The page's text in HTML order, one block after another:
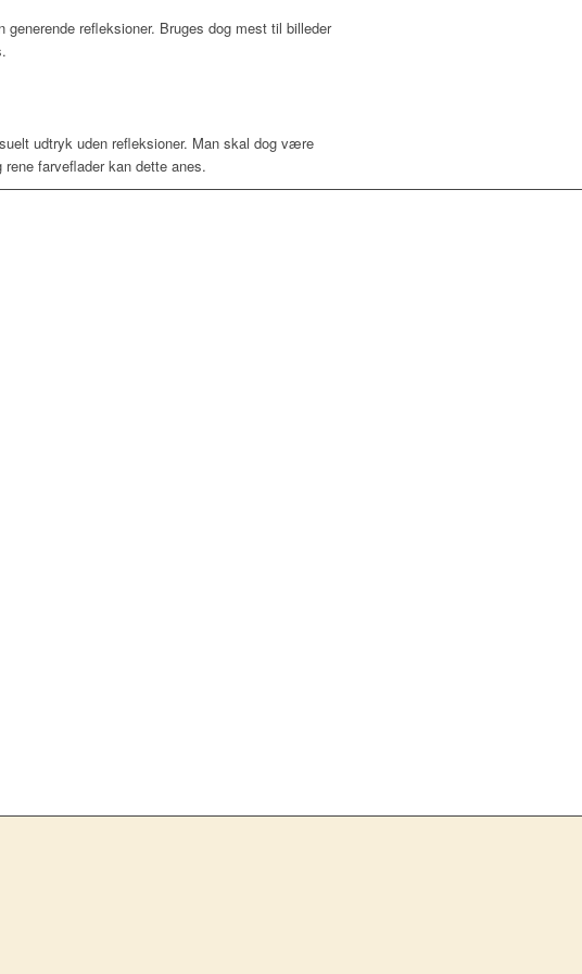
refleksioner. Bruges dog mest til billeder
udtryk uden refleksioner. Man skal dog være
farveflader kan dette anes.